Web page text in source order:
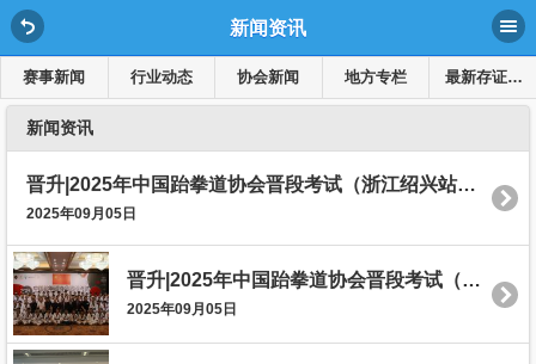
新闻资讯
赛事新闻 行业动态 协会新闻 地方专栏 最新存证溯源公示
新闻资讯
晋升|2025年中国跆拳道协会晋段考试（浙江绍兴站）圆满结束！
2025年09月05日
晋升|2025年中国跆拳道协会晋段考试（浙江衢州站）圆满结束！
2025年09月05日